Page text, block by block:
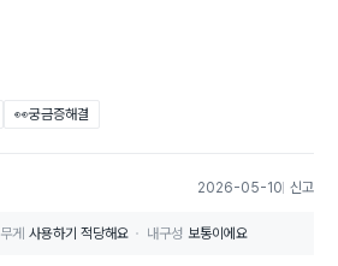
👀궁금증해결
2026-05-10 신고
무게 사용하기 적당해요 내구성 보통이에요